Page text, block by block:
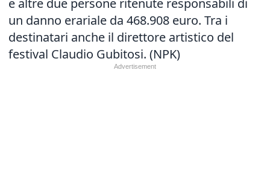
e altre due persone ritenute responsabili di
un danno erariale da 468.908 euro. Tra i
destinatari anche il direttore artistico del
festival Claudio Gubitosi. (NPK)